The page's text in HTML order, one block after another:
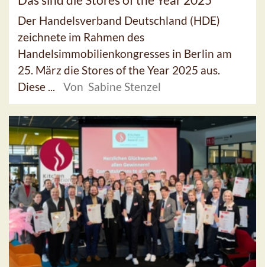
Der Handelsverband Deutschland (HDE)
zeichnete im Rahmen des
Handelsimmobilienkongresses in Berlin am
25. März die Stores of the Year 2025 aus.
Diese ...
Von Sabine Stenzel